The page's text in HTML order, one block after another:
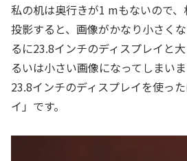
私の机は奥行きが1 mもないので
投影すると、画像がかなり小さく
るに23.8インチのディスプレイと
るいは小さい画像になってしまい
23.8インチのディスプレイを使っ
イ」です。